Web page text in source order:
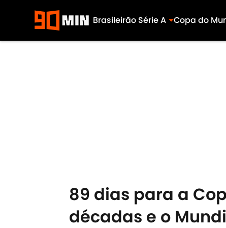
Brasileirão Série A Copa do
89 dias para a
décadas e o